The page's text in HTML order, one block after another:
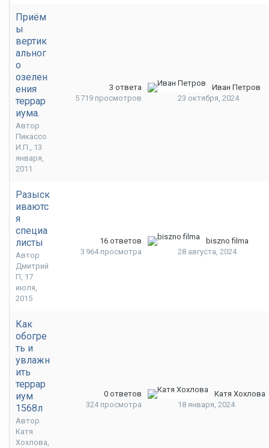
Приём
ы
вертик
альног
о
озелен
ения
террар
иума.
Автор
Пикассо
И.П., 13
января,
2011
3 ответа
5 719 просмотров
Иван Петров
23 октября, 2024
Разыск
иваютс
я
специа
листы
Автор
Дмитрий
П, 17
июля,
2015
16 ответов
3 964 просмотра
biszno filma
28 августа, 2024
Как
обогре
ть и
увлажн
ить
террар
иум
1568л
Автор
Катя
Хохлова,
0 ответов
324 просмотра
Катя Хохлова
18 января, 2024